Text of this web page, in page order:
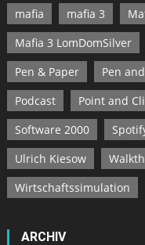
mafia
mafia 3
Mafia 3 LomDomSilver
Pen & Paper
Pen
Podcast
Point and
Software 2000
Ulrich Kiesow
Wirtschaftssimulation
ARCHIV